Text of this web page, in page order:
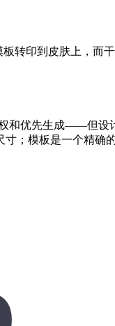
转印到皮肤上，
和优先生成——但
；模板是一个精确